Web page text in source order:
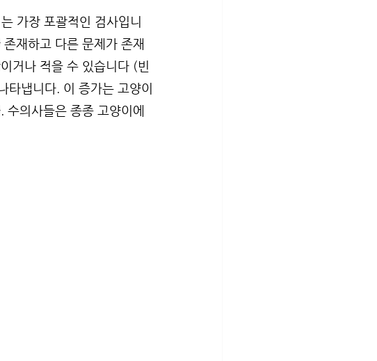
가장 포괄적인 검사입니
재하고 다른 문제가 존재
거나 적을 수 있습니다 (빈
타냅니다. 이 증가는 고양이
의사들은 종종 고양이에